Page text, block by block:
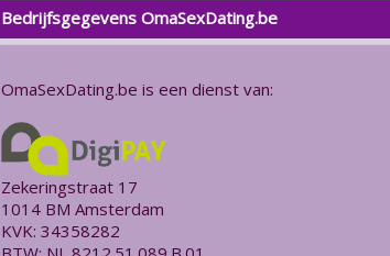
Bedrijfsgegevens OmaSexDating.be
OmaSexDating.be is een dienst van:
Zekeringstraat 17
1014 BM Amsterdam
KVK: 34358282